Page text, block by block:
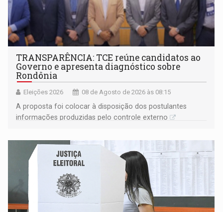
TRANSPARÊNCIA: TCE reúne candidatos ao
Governo e apresenta diagnóstico sobre
Rondônia
Eleições 2026 08 de Agosto de 2026 às 08:15
A proposta foi colocar à disposição dos postulantes
informações produzidas pelo controle externo